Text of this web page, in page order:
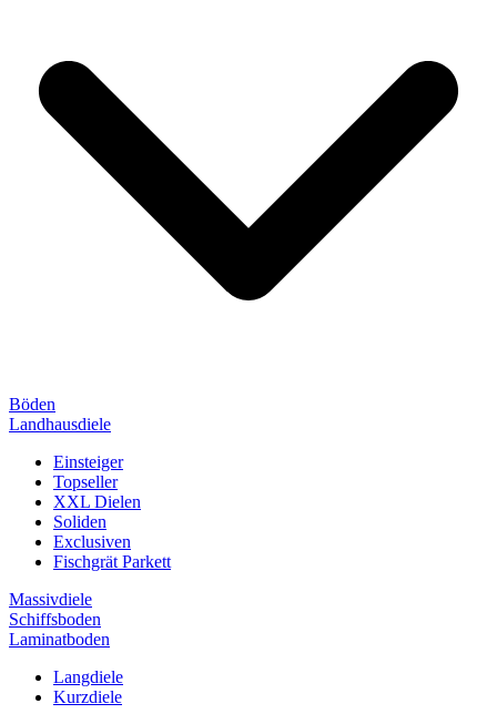
Böden
Landhausdiele
Einsteiger
Topseller
XXL Dielen
Soliden
Exclusiven
Fischgrät Parkett
Massivdiele
Schiffsboden
Laminatboden
Langdiele
Kurzdiele